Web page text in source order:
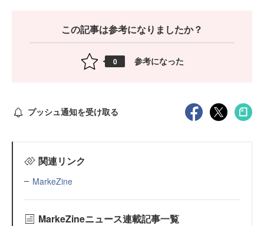
この記事は参考になりましたか？
0 参考になった
プッシュ通知を受け取る
関連リンク
MarkeZine
MarkeZineニュース連載記事一覧